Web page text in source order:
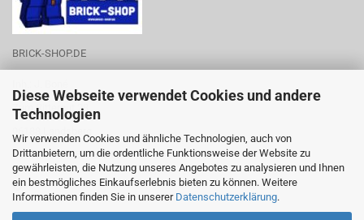
Diese Webseite verwendet Cookies und andere
Technologien
Wir verwenden Cookies und ähnliche Technologien, auch von
Drittanbietern, um die ordentliche Funktionsweise der Website zu
gewährleisten, die Nutzung unseres Angebotes zu analysieren und Ihnen
ein bestmögliches Einkaufserlebnis bieten zu können. Weitere
Informationen finden Sie in unserer Datenschutzerklärung.
BRICK-SHOP.DE
Zum Rittergut 28
06188 Landsberg
Tel.-Nr.: 0176-53788219